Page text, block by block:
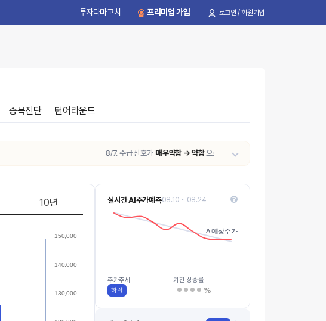
투자다마고치 프리미엄 가입 로그인 / 회원가입
종목진단 턴어라운드
8/7. 수급 신호가매우약함 → 약함 으로 변동되었습니다.
10년
130,000
140,000
150,000
실시간 AI주가예측08.10 ~ 08.24
Values AI예상주가
AI예상주가
0…08.1108.12 08.1808.1908.2008.21
주가추세
하락
기간 상승률
%